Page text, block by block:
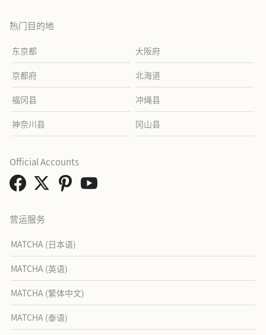
热门目的地
东京都 大阪府
京都府 北海道
福冈县 冲绳县
神奈川县 冈山县
营运服务
MATCHA (日本语)
MATCHA (英语)
MATCHA (繁体中文)
MATCHA (泰语)
Official Accounts